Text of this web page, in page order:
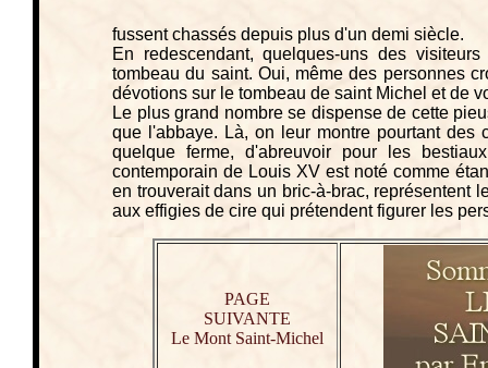
fussent chassés depuis plus d'un demi siècle.
En redescendant, quelques-uns des
tombeau du saint. Oui, même des personnes
dévotions sur le tombeau de saint Michel et de
Le plus grand nombre se dispense de cette
que l'abbaye. Là, on leur montre pourtant
quelque ferme, d'abreuvoir pour les
contemporain de Louis XV est noté comme
en trouverait dans un bric-à-brac, représentent
aux effigies de cire qui prétendent figurer les
PAGE
SUIVANTE
Le Mont Saint-Michel